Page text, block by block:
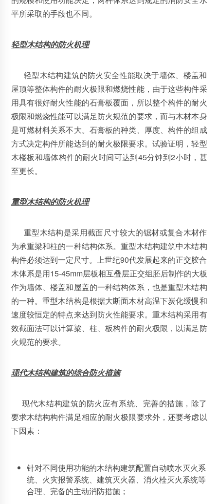
平所采取的手段也不同。
轻型木结构的防火机理
轻型木结构建筑的防火安全性能取决于墙体、楼盖和
屋顶等整体构件的耐火极限和燃烧性能，由于这些构件采
用具有很好耐火性能的石膏板覆面，所以整个构件的耐火
极限和燃烧性能可以满足防火规范的要求，而与木材本身
是可燃材料关系不大。石膏板的种类、厚度、构件的组成
方式决定构件所能达到的耐火极限要求。试验证明，轻型
木楼板和墙体构件的耐火时间可达到45分钟到2小时，甚
至更长。
重型木结构的防火机理
重型木结构是采用截面尺寸较大的锯材或复合木材作
为承重梁和柱的一种结构体系。重型木结构建筑中木结构
构件必须达到一定尺寸。上世纪90代发展起来的正交胶合
木体系是用15-45mm层板相互叠层正交组胚后制作的大板
作为墙体、楼盖和屋盖的一种结构体系，也是重型木结构
的一种。重型木结构是根据大断面木材高温下炭化缓慢和
速度较恒定的特点来达到防火性能要求。重木结构采用有
效截面法可以计算梁、柱、板构件的耐火极限，以满足防
火规范的要求。
现代木结构建筑的综合防火措施
现代木结构建筑的防火应有系统、完善的措施，除了
要求木结构构件满足相应的耐火极限要求外，还要考虑以
下因素：
针对不同使用功能的木结构建筑配置自动喷水灭火系
统、火灾报警系统、建筑灭火器、消火栓灭火系统等
合理、完备的主动消防措施；